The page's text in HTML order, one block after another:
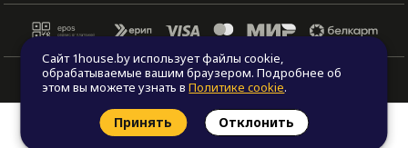
© Все права защищены. "One house", 2011 - 2026
Заказать звонок Найти проект
Сайт 1house.by использует файлы cookie,
обрабатываемые вашим браузером. Подробнее об
этом вы можете узнать вПолитике cookie.
Принять Отклонить